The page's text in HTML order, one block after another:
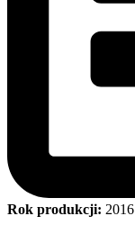
Rok produkcji: 2016